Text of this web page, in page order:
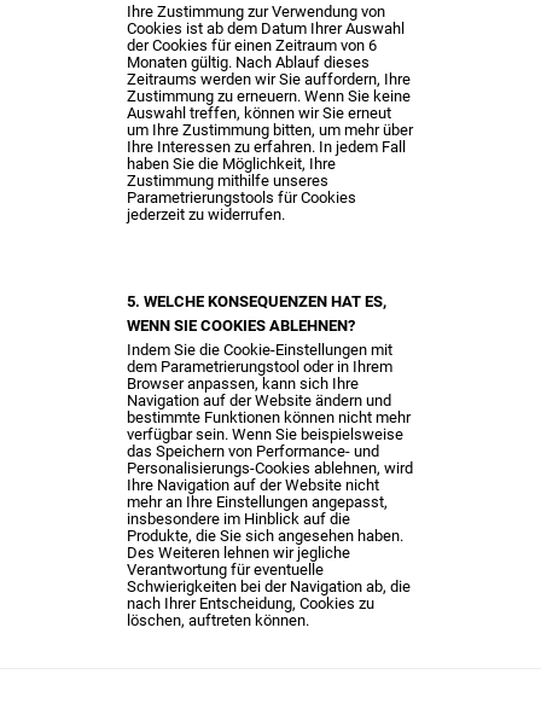
Ihre Zustimmung zur Verwendung von
Cookies ist ab dem Datum Ihrer Auswahl
der Cookies für einen Zeitraum von 6
Monaten gültig. Nach Ablauf dieses
Zeitraums werden wir Sie auffordern, Ihre
Zustimmung zu erneuern. Wenn Sie keine
Auswahl treffen, können wir Sie erneut
um Ihre Zustimmung bitten, um mehr über
Ihre Interessen zu erfahren. In jedem Fall
haben Sie die Möglichkeit, Ihre
Zustimmung mithilfe unseres
Parametrierungstools für Cookies
jederzeit zu widerrufen.
5. WELCHE KONSEQUENZEN HAT ES,
WENN SIE COOKIES ABLEHNEN?
Indem Sie die Cookie-Einstellungen mit
dem Parametrierungstool oder in Ihrem
Browser anpassen, kann sich Ihre
Navigation auf der Website ändern und
bestimmte Funktionen können nicht mehr
verfügbar sein. Wenn Sie beispielsweise
das Speichern von Performance- und
Personalisierungs-Cookies ablehnen, wird
Ihre Navigation auf der Website nicht
mehr an Ihre Einstellungen angepasst,
insbesondere im Hinblick auf die
Produkte, die Sie sich angesehen haben.
Des Weiteren lehnen wir jegliche
Verantwortung für eventuelle
Schwierigkeiten bei der Navigation ab, die
nach Ihrer Entscheidung, Cookies zu
löschen, auftreten können.